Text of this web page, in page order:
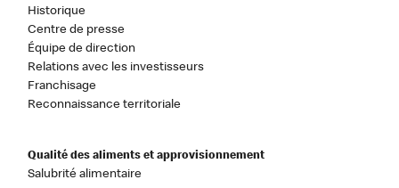
Historique
Centre de presse
Équipe de direction
Relations avec les investisseurs
Franchisage
Reconnaissance territoriale
Qualité des aliments et approvisionnement
Salubrité alimentaire